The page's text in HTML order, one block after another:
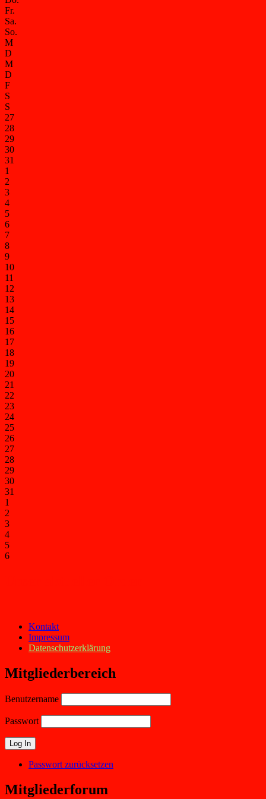
Fr.
Sa.
So.
M
D
M
D
F
S
S
27
28
29
30
31
1
2
3
4
5
6
7
8
9
10
11
12
13
14
15
16
17
18
19
20
21
22
23
24
25
26
27
28
29
30
31
1
2
3
4
5
6
Kontakt
Impressum
Datenschutzerklärung
Mitgliederbereich
Benutzername
Passwort
Passwort zurücksetzen
Mitgliederforum